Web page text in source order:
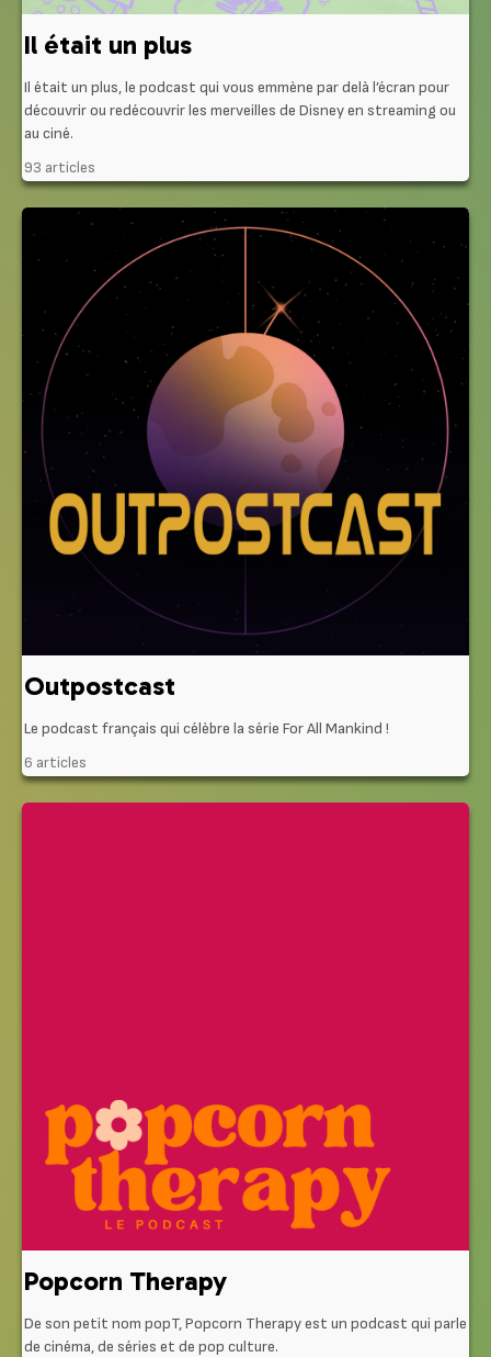
Il était un plus
Il était un plus, le podcast qui vous emmène par delà l’écran pour
découvrir ou redécouvrir les merveilles de Disney en streaming ou
au ciné.
93 articles
Outpostcast
Le podcast français qui célèbre la série For All Mankind !
6 articles
Popcorn Therapy
De son petit nom popT, Popcorn Therapy est un podcast qui parle
de cinéma, de séries et de pop culture.